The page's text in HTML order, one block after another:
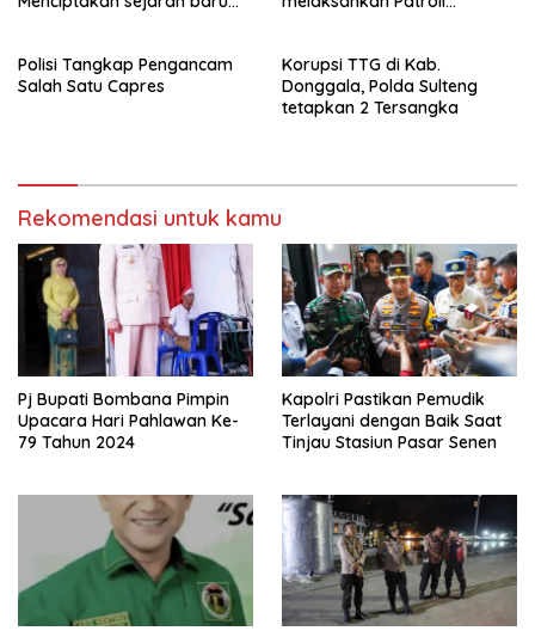
Buru (Namlea).
Polisi Tangkap Pengancam
Salah Satu Capres
Korupsi TTG di Kab.
Donggala, Polda Sulteng
tetapkan 2 Tersangka
Rekomendasi untuk kamu
Pj Bupati Bombana Pimpin
Upacara Hari Pahlawan Ke-
79 Tahun 2024
Kapolri Pastikan Pemudik
Terlayani dengan Baik Saat
Tinjau Stasiun Pasar Senen